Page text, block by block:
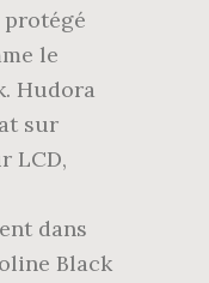
le
Hudora
sur
LCD,
dans
Black